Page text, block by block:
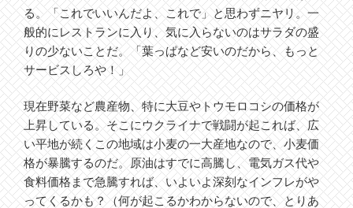
る。「これでいいんだよ、これで」と思わずニヤリ。一
般的にレストランに入り、気に入らないのはサラダの盛
りの少ないことだ。「葉っぱなど安いのだから、もっと
サービスしろや！」
現在野菜など農産物、特に大豆やトウモロコシの価格が
上昇している。そこにウクライナで戦闘が起これば、広
い平地が続くこの地域は小麦の一大産地なので、小麦価
格が暴騰するのだ。原油はすでに高騰し、電気ガス代や
食料価格まで急騰すれば、いよいよ深刻なインフレがや
ってくるかも？（何が起こるかわからないので、とりあ